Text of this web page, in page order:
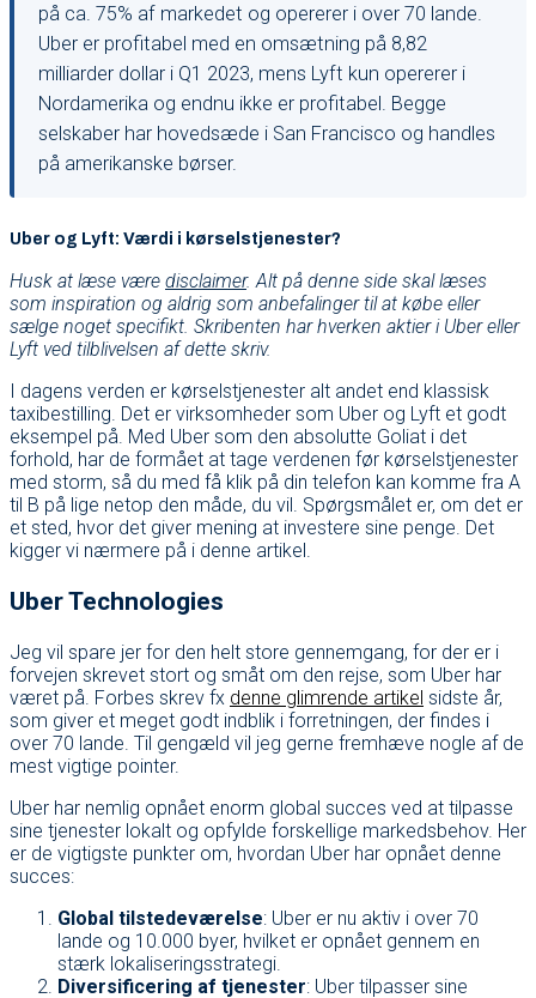
på ca. 75% af markedet og opererer i over 70 lande.
Uber er profitabel med en omsætning på 8,82
milliarder dollar i Q1 2023, mens Lyft kun opererer i
Nordamerika og endnu ikke er profitabel. Begge
selskaber har hovedsæde i San Francisco og handles
på amerikanske børser.
Uber og Lyft: Værdi i kørselstjenester?
Husk at læse være disclaimer. Alt på denne side skal læses
som inspiration og aldrig som anbefalinger til at købe eller
sælge noget specifikt. Skribenten har hverken aktier i Uber eller
Lyft ved tilblivelsen af dette skriv.
I dagens verden er kørselstjenester alt andet end klassisk
taxibestilling. Det er virksomheder som Uber og Lyft et godt
eksempel på. Med Uber som den absolutte Goliat i det
forhold, har de formået at tage verdenen før kørselstjenester
med storm, så du med få klik på din telefon kan komme fra A
til B på lige netop den måde, du vil. Spørgsmålet er, om det er
et sted, hvor det giver mening at investere sine penge. Det
kigger vi nærmere på i denne artikel.
Uber Technologies
Jeg vil spare jer for den helt store gennemgang, for der er i
forvejen skrevet stort og småt om den rejse, som Uber har
været på. Forbes skrev fx denne glimrende artikel sidste år,
som giver et meget godt indblik i forretningen, der findes i
over 70 lande. Til gengæld vil jeg gerne fremhæve nogle af de
mest vigtige pointer.
Uber har nemlig opnået enorm global succes ved at tilpasse
sine tjenester lokalt og opfylde forskellige markedsbehov. Her
er de vigtigste punkter om, hvordan Uber har opnået denne
succes:
Global tilstedeværelse: Uber er nu aktiv i over 70
lande og 10.000 byer, hvilket er opnået gennem en
stærk lokaliseringsstrategi.
Diversificering af tjenester: Uber tilpasser sine